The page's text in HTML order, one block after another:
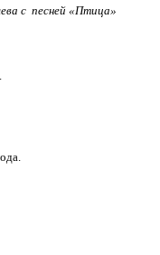
с песней «Птица»